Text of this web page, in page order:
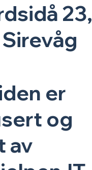
23,
er
og
av